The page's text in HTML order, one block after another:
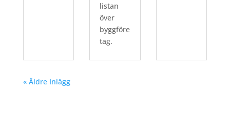
listan
över
byggföre
tag.
« Äldre Inlägg